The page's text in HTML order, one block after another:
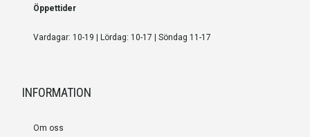
Öppettider
Vardagar: 10-19 | Lördag: 10-17 | Söndag 11-17
INFORMATION
Om oss